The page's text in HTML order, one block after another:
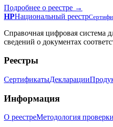
Подробнее о реестре →
НРНациональный реестр
Справочная цифровая система
сведений о документах
Реестры
СертификатыДекларации
Информация
О реестреМетодология проверки